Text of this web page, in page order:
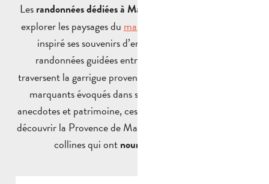
Les randonnées dédiées à Marcel Pagnol
explorer les paysages du massif de Garlaban
inspiré ses souvenirs d’enfance et ses films. Ces
randonnées guidées entre
traversent la garrigue provençale et révèlent les endroits
marquants évoqués dans ses œuvres. Entre nature,
anecdotes et patrimoine, ces randonnées permettent de
découvrir la Provence de Marcel Pagnol au plus près des
collines qui ont nourri son imagination